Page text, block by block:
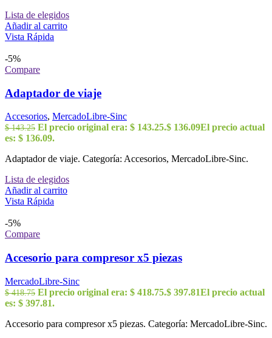
Lista de elegidos
Añadir al carrito
Vista Rápida
-5%
Compare
Adaptador de viaje
Accesorios, MercadoLibre-Sinc
$143.25 El precio original era: $ 143.25.$ 136.09El precio actual
es: $ 136.09.
Adaptador de viaje. Categoría: Accesorios, MercadoLibre-Sinc.
Lista de elegidos
Añadir al carrito
Vista Rápida
-5%
Compare
Accesorio para compresor x5 piezas
MercadoLibre-Sinc
$418.75 El precio original era: $ 418.75.$ 397.81El precio actual
es: $ 397.81.
Accesorio para compresor x5 piezas. Categoría: MercadoLibre-Sinc.